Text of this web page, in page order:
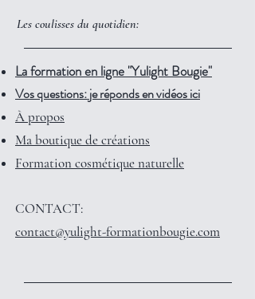
Les coulisses du quotidien:
La formation en ligne "Yulight Bougie"
Vos questions: je réponds en vidéos ici
À propos
Ma boutique de créations
Formation cosmétique naturelle
CONTACT:
contact@yulight-formationbougie.com